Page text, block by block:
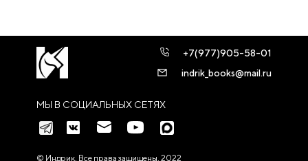
МЫ В СОЦИАЛЬНЫХ СЕТЯХ
+7(977)905-58-01
indrik_books@mail.ru
© Индрик. Все права защищены, 2022